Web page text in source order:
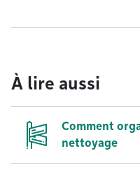
À lire aussi
Comment
nettoyage